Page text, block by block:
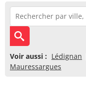
Voir aussi : Lédignan
Mauressargues